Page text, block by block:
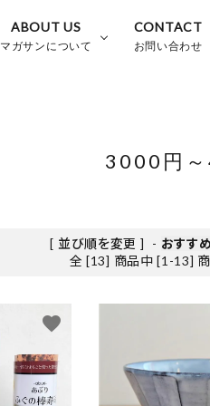
ABOUT US
マガサンについて
CONTACT
お問い合わせ
3000円
[ 並び順を変更 ] - おすす
全 [13] 商品中 [1-13] 商
favorite